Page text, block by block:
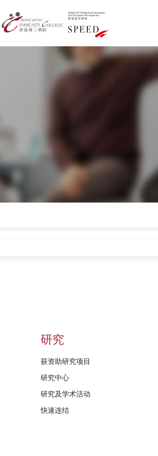
研究
获资助研究项目
研究中心
研究及学术活动
快速连结